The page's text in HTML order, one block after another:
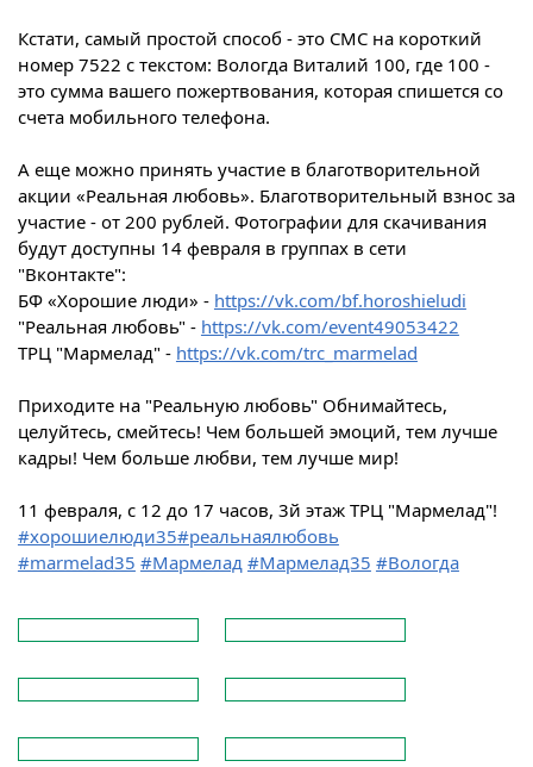
Кстати, самый простой способ - это СМС на короткий
номер 7522 с текстом: Вологда Виталий 100, где 100 -
это сумма вашего пожертвования, которая спишется со
счета мобильного телефона.
А еще можно принять участие в благотворительной
акции «Реальная любовь». Благотворительный взнос за
участие - от 200 рублей. Фотографии для скачивания
будут доступны 14 февраля в группах в сети
"Вконтакте":
БФ «Хорошие люди» - https://vk.com/bf.horoshieludi
"Реальная любовь" - https://vk.com/event49053422
ТРЦ "Мармелад" - https://vk.com/trc_marmelad
Приходите на "Реальную любовь" Обнимайтесь,
целуйтесь, смейтесь! Чем большей эмоций, тем лучше
кадры! Чем больше любви, тем лучше мир!
11 февраля, с 12 до 17 часов, 3й этаж ТРЦ "Мармелад"!
#хорошиелюди35#реальнаялюбовь
#marmelad35 #Мармелад #Мармелад35 #Вологда